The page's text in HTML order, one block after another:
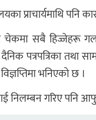
प्राचार्यमाथि पनि
चेकमा सबै हिज्जेहरू
पत्रपत्रिका तथा
विज्ञप्तिमा भनिएको छ ।
गरिए पनि